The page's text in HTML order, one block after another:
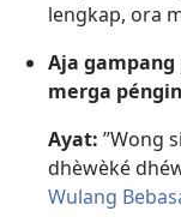
lengkap, ora
Aja
merga
Ayat: ”Wong
dhèwèké
Wulang